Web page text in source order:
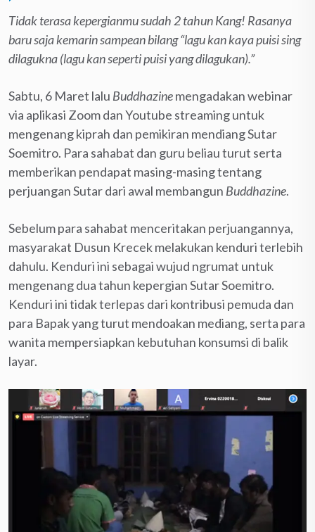
Tidak terasa kepergianmu sudah 2 tahun Kang! Rasanya
baru saja kemarin sampean bilang “lagu kan kaya puisi sing
dilagukna (lagu kan seperti puisi yang dilagukan).”
Sabtu, 6 Maret lalu Buddhazinemengadakan webinar
via aplikasi Zoom dan Youtube streaming untuk
mengenang kiprah dan pemikiran mendiang Sutar
Soemitro. Para sahabat dan guru beliau turut serta
memberikan pendapat masing-masing tentang
perjuangan Sutar dari awal membangun Buddhazine.
Sebelum para sahabat menceritakan perjuangannya,
masyarakat Dusun Krecek melakukan kenduri terlebih
dahulu. Kenduri ini sebagai wujud ngrumat untuk
mengenang dua tahun kepergian Sutar Soemitro.
Kenduri ini tidak terlepas dari kontribusi pemuda dan
para Bapak yang turut mendoakan mediang, serta para
wanita mempersiapkan kebutuhan konsumsi di balik
layar.